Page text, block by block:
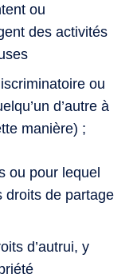
ou
des activités
ou
d’autre à
manière) ;
ou pour lequel
droits de partage
d’autrui, y